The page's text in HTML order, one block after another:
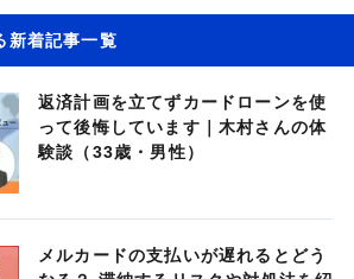
新着記事一覧
返済計画を立てずカードローンを使
って後悔しています｜木村さんの体
験談（33歳・男性）
メルカードの支払いが遅れるとどう